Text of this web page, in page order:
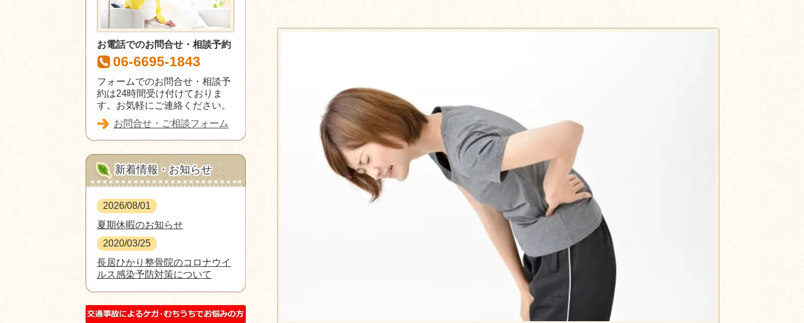
お電話でのお問合せ・相談予約
06-6695-1843
フォームでのお問合せ・相談予
約は24時間受け付けておりま
す。お気軽にご連絡ください。
お問合せ・ご相談フォーム
新着情報・お知らせ
2026/08/01
夏期休暇のお知らせ
2020/03/25
長居ひかり整骨院のコロナウイ
ルス感染予防対策について